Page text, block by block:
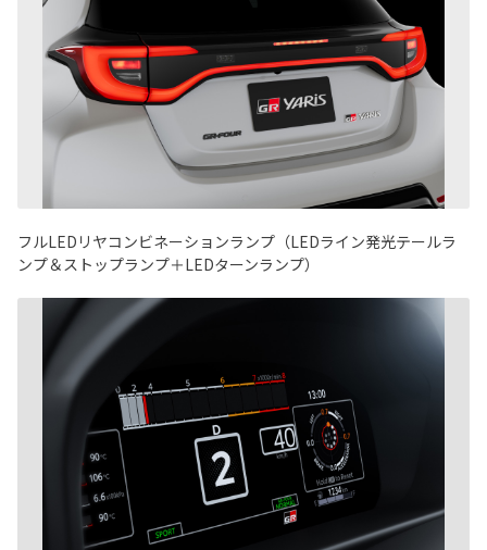
フルLEDリヤコンビネーションランプ（LEDライン発光テールラ
ンプ＆ストップランプ＋LEDターンランプ）